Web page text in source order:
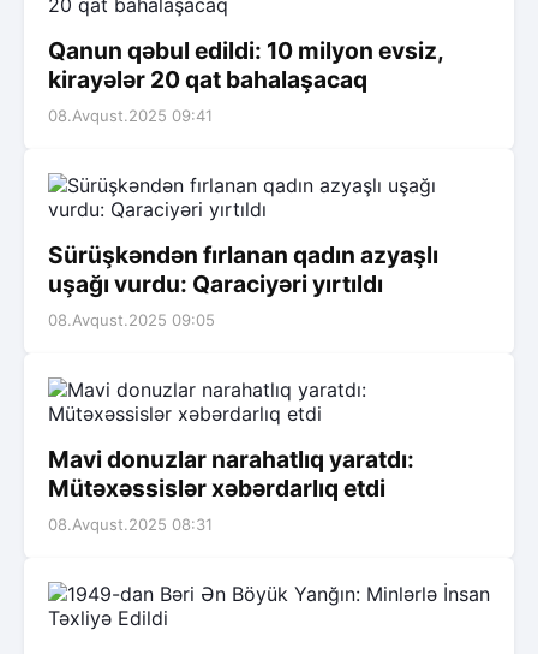
Qanun qəbul edildi: 10 milyon evsiz,
kirayələr 20 qat bahalaşacaq
08.Avqust.2025 09:41
Sürüşkəndən fırlanan qadın azyaşlı
uşağı vurdu: Qaraciyəri yırtıldı
08.Avqust.2025 09:05
Mavi donuzlar narahatlıq yaratdı:
Mütəxəssislər xəbərdarlıq etdi
08.Avqust.2025 08:31